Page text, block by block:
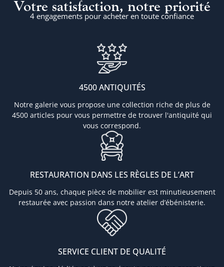
Votre satisfaction, notre priorité
4 engagements pour acheter en toute confiance
4500 ANTIQUITÉS
Notre galerie vous propose une collection riche de plus de
4500 articles pour vous permettre de trouver l'antiquité qui
vous correspond.
RESTAURATION DANS LES RÈGLES DE L’ART
Depuis 50 ans, chaque pièce de mobilier est minutieusement
restaurée avec passion dans notre atelier d’ébénisterie.
SERVICE CLIENT DE QUALITÉ